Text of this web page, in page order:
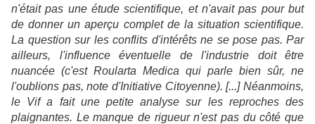
n'était pas une étude scientifique, et n'avait pas pour but
de donner un aperçu complet de la situation scientifique.
La question sur les conflits d'intérêts ne se pose pas. Par
ailleurs, l'influence éventuelle de l'industrie doit être
nuancée (c'est Roularta Medica qui parle bien sûr, ne
l'oublions pas, note d'Initiative Citoyenne). [...] Néanmoins,
le Vif a fait une petite analyse sur les reproches des
plaignantes. Le manque de rigueur n'est pas du côté que